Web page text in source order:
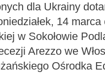
dla Ukrainy
14
w Sokołowie
Arezzo we
Ośrodka